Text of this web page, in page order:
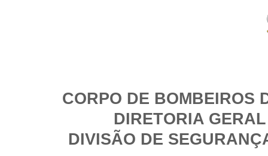
CORPO DE BOMBEIROS
DIRETORIA
DIVISÃO DE